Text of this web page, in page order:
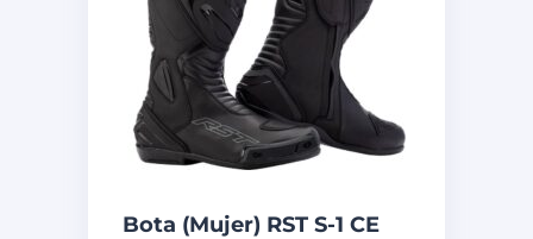
Bota (Mujer) RST S-1 CE